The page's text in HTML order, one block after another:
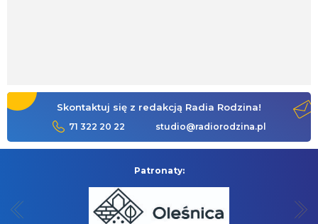
Skontaktuj się z redakcją Radia Rodzina!
71 322 20 22 studio@radiorodzina.pl
Patronaty: